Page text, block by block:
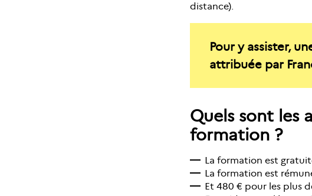
distance).
Pour y assister,
attribuée par
Quels sont les
formation ?
La formation est
La formation est
Et 480 € pour les plus